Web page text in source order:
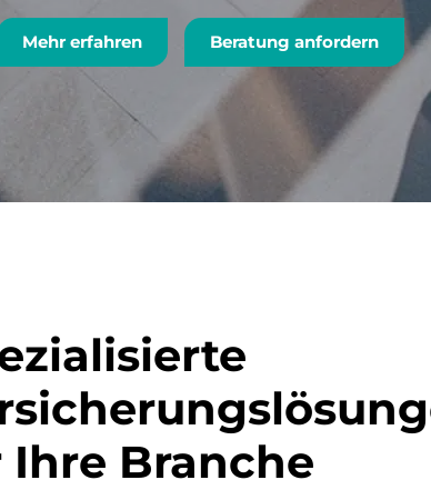
Mehr erfahren Beratung anfordern
Ihre Branche